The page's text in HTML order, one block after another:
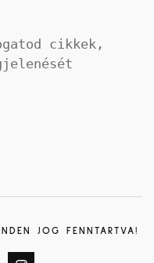
cikkek,
JOG FENNTARTVA!